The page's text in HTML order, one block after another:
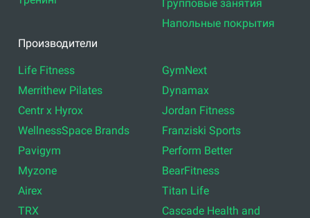
Групповые занятия
Напольные покрытия
Производители
Life Fitness
Merrithew Pilates
Centr x Hyrox
WellnessSpace Brands
Pavigym
Myzone
Airex
TRX
GymNext
Dynamax
Jordan Fitness
Franziski Sports
Perform Better
BearFitness
Titan Life
Cascade Health and